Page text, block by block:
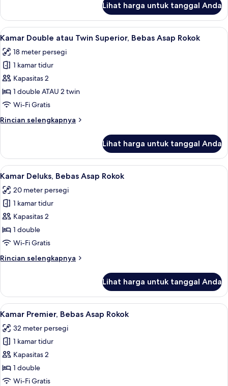
Rokok
Kamar
Double
atau
Standar,
Bebas
Asap
Rokok
Lihat harga untuk tanggal Anda
Lihat
semua
foto
untuk
Kamar
Double
atau
Superior,
Rokok
Kamar Double atau Twin Superior,
6
Kamar Double atau Twin Superior, Bebas Asap Rokok
18 meter persegi
1 kamar tidur
Kapasitas 2
1 double ATAU 2 twin
Wi-Fi Gratis
Rincian selengkapnya
Rincian
Kamar
Double
atau
Superior,
Bebas
Asap
Rokok
Lihat harga untuk tanggal Anda
Lihat
semua
foto
untuk
Kamar
Deluks,
Bebas
Rokok
Kamar Deluks, Bebas Asap Rokok |
7
Kamar Deluks, Bebas Asap Rokok
20 meter persegi
1 kamar tidur
Kapasitas 2
1 double
Wi-Fi Gratis
Rincian selengkapnya
Rincian
Kamar
Deluks,
Bebas
Rokok
Lihat harga untuk tanggal Anda
Lihat
semua
foto
untuk
Kamar
Premier,
Bebas
Kamar Premier, Bebas Asap Rokok |
5
Kamar Premier, Bebas Asap Rokok
32 meter persegi
1 kamar tidur
Kapasitas 2
1 double
Wi-Fi Gratis